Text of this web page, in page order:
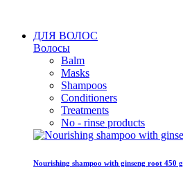
ДЛЯ ВОЛОС
Волосы
Balm
Masks
Shampoos
Conditioners
Treatments
No - rinse products
Nourishing shampoo with ginseng root 450 g